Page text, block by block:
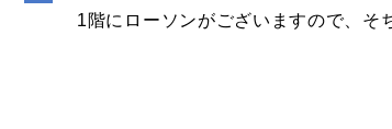
1階にローソンがございますので、そ